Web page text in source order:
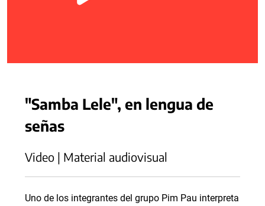
"Samba Lele", en lengua de
señas
Video | Material audiovisual
Uno de los integrantes del grupo Pim Pau interpreta